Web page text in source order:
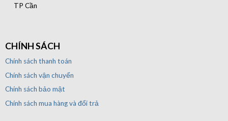
TP Cần
CHÍNH SÁCH
Chính sách thanh toán
Chính sách vận chuyển
Chính sách bảo mật
Chính sách mua hàng và đổi trả